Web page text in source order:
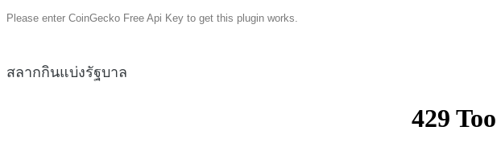
Please enter CoinGecko Free Api Key to get this plugin works.
สลากกินแบ่งรัฐบาล